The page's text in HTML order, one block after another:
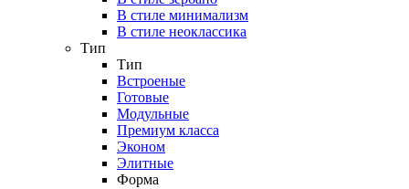
В стиле минимализм
В стиле неоклассика
Тип
Тип
Встроеные
Готовые
Модульные
Премиум класса
Эконом
Элитные
Форма